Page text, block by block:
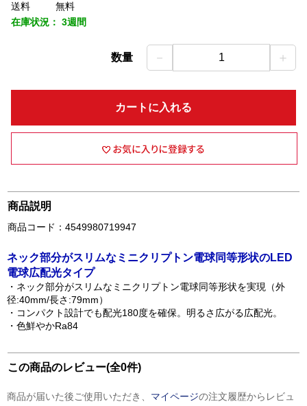
送料
無料
在庫状況： 3週間
数量 － 1 ＋
カートに入れる
商品説明
商品コード：4549980719947
ネック部分がスリムなミニクリプトン電球同等形状のLED
電球広配光タイプ
・ネック部分がスリムなミニクリプトン電球同等形状を実現（外
径:40mm/長さ:79mm）
・コンパクト設計でも配光180度を確保。明るさ広がる広配光。
・色鮮やかRa84
この商品のレビュー(全0件)
商品が届いた後ご使用いただき、 マイページの注文履歴からレビュ